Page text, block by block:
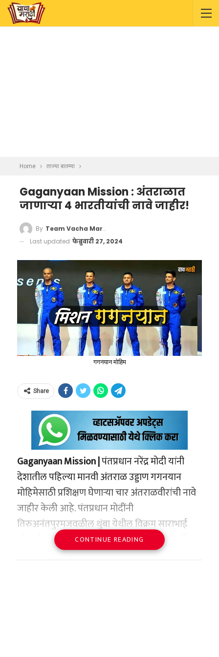
Home ताज्या बातम्या
Gaganyaan Mission : अंतराळात
जाणाऱ्या 4 भारतीयांची नावे जाहीर!
By Team Vacha Marathi
Last updated फेब्रुवारी 27, 2024
गगनयान मोहिम
Share
Gaganyaan Mission |पंतप्रधान नरेंद्र मोदी यांनी
देशातील पहिल्या मानवी अंतराळ उड्डाण गगनयान
मोहिमेसाठी प्रशिक्षण घेणाऱ्या चार अंतराळवीरांची नावे
जाहीर केली आहे. पंतप्रधान मोदींनी
तिरुअनंतपुरमजवळील थुंबा येथील विक्रम साराभाई
स्पेस सेंटरला (VSSC) भेट दिली. त्यांनी सांगितले की
प्रशांत बालकृष्णन नायर, अंगद प्रताप, अजित कृष्णन
CONTINUE READING